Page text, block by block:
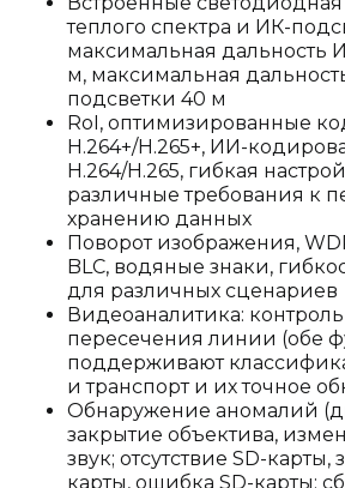
теплого спектра и ИК-
максимальная дальность
м, максимальная
подсветки 40 м
RoI, оптимизированные
H.264+/H.265+, ИИ-
H.264/H.265, гибкая
различные требования к
хранению данных
Поворот изображения,
BLC, водяные знаки,
для различных сценариев
Видеоаналитика:
пересечения линии (обе
поддерживают
и транспорт и их точное
Обнаружение аномалий
закрытие объектива,
звук; отсутствие SD-карты,
карты, ошибка SD-карты;